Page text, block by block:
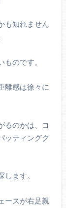
も知れません
のです。
離感は徐々に
るのかは、コ
ッティンググ
ます。
ースが右足親